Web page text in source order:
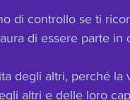
di controllo se ti
di essere parte in
degli altri, perché la
altri e delle loro